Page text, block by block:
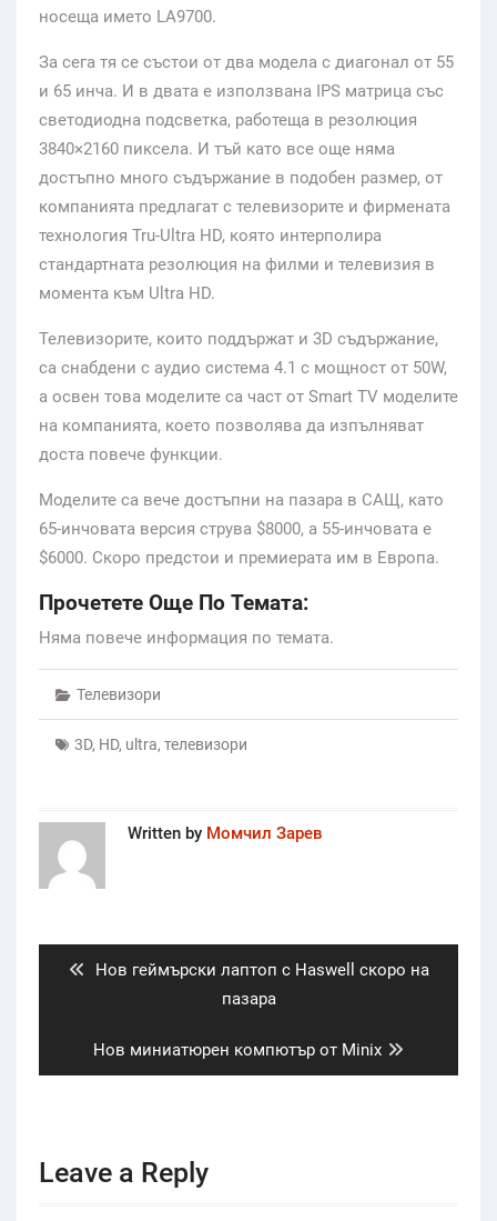
носеща името LA9700.
За сега тя се състои от два модела с диагонал от 55
и 65 инча. И в двата е използвана IPS матрица със
светодиодна подсветка, работеща в резолюция
3840×2160 пиксела. И тъй като все още няма
достъпно много съдържание в подобен размер, от
компанията предлагат с телевизорите и фирмената
технология Tru-Ultra HD, която интерполира
стандартната резолюция на филми и телевизия в
момента към Ultra HD.
Телевизорите, които поддържат и 3D съдържание,
са снабдени с аудио система 4.1 с мощност от 50W,
а освен това моделите са част от Smart TV моделите
на компанията, което позволява да изпълняват
доста повече функции.
Моделите са вече достъпни на пазара в САЩ, като
65-инчовата версия струва $8000, а 55-инчовата е
$6000. Скоро предстои и премиерата им в Европа.
Прочетете Още По Темата:
Няма повече информация по темата.
Телевизори
3D, HD, ultra, телевизори
Written by Момчил Зарев
Previous
Нов геймърски лаптоп с Haswell скоро на
пазара
Next
post:
Нов миниатюрен компютър от Minix
Leave a Reply